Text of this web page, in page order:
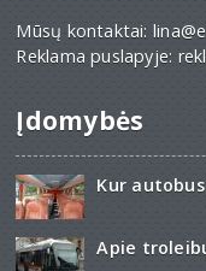
Mūsų kontaktai:
Reklama puslapyje:
Įdomybės
Kur
Apie